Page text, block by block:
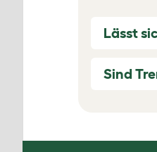
Lässt
Sind